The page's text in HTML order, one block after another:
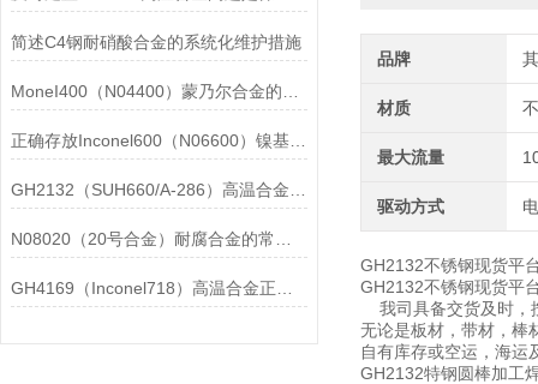
简述C4钢耐硝酸合金的系统化维护措施
正确存放Inconel600（N06600）镍基合金的重要性介绍
品牌
材质
最大流量
驱动方式
GH2132不锈钢现货平
GH2132不锈钢现货平
我司具备交货及时，
无论是板材，带材，棒
自有库存或空运，海运
GH2132特钢圆棒加工